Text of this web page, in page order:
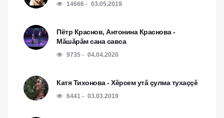
14666 03.05.2019
Пётр Краснов, Антонина Краснова -
Мăшăрăм сана савса
9735 04.04.2020
Катя Тихонова - Хĕрсем утă çулма тухаççĕ
6441 03.03.2019